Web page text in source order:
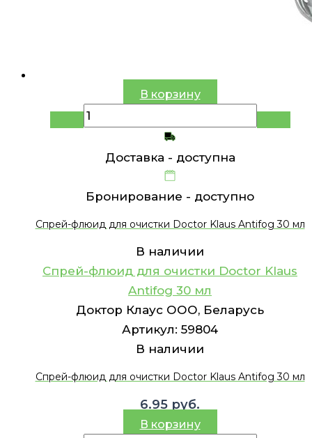
В корзину
Доставка - доступна
Бронирование - доступно
Спрей-флюид для очистки Doctor Klaus Antifog 30 мл
В наличии
Спрей-флюид для очистки Doctor Klaus
Antifog 30 мл
Доктор Клаус ООО, Беларусь
Артикул: 59804
В наличии
Спрей-флюид для очистки Doctor Klaus Antifog 30 мл
6.95 руб.
В корзину